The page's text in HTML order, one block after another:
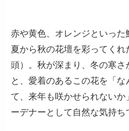
赤や黄色、オレンジといった
夏から秋の花壇を彩ってくれ
頭）。秋が深まり、冬の寒さ
と、愛着のあるこの花を「
て、来年も咲かせられない
ーデナーとして自然な気持ち